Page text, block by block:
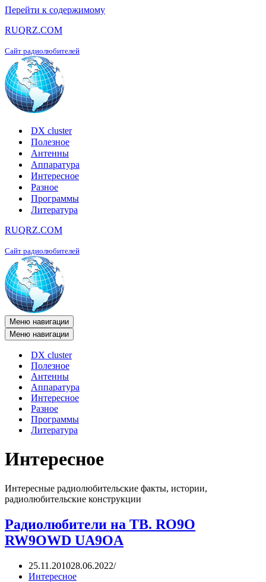
Перейти к содержимому
RUQRZ.COM
Сайт радиолюбителей
DX cluster
Полезное
Антенны
Аппаратура
Интересное
Разное
Программы
Литература
RUQRZ.COM
Сайт радиолюбителей
Меню навигации
Меню навигации
DX cluster
Полезное
Антенны
Аппаратура
Интересное
Разное
Программы
Литература
Интересное
Интересные радиолюбительские факты, истории,
радиолюбительские конструкции
Радиолюбители на ТВ. RO9O
RW9OWD UA9OA
25.11.201028.06.2022
Интересное